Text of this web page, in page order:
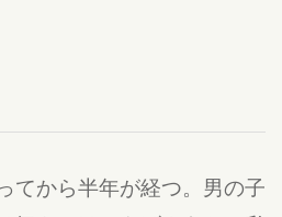
てから半年が経つ。男の子